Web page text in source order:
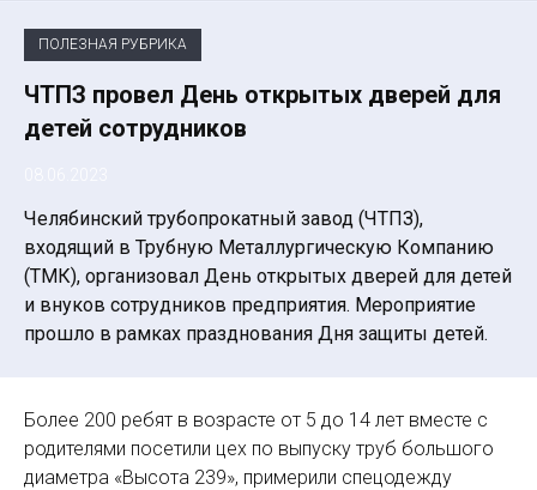
ПОЛЕЗНАЯ РУБРИКА
ЧТПЗ провел День открытых дверей для
детей сотрудников
Челябинский трубопрокатный завод (ЧТПЗ),
входящий в Трубную Металлургическую Компанию
(ТМК), организовал День открытых дверей для детей
и внуков сотрудников предприятия. Мероприятие
прошло в рамках празднования Дня защиты детей.
Более 200 ребят в возрасте от 5 до 14 лет вместе с
родителями посетили цех по выпуску труб большого
диаметра «Высота 239», примерили спецодежду